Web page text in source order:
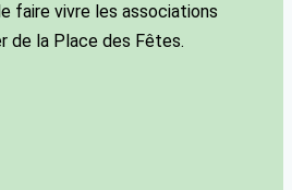
faire vivre les associations
de la Place des Fêtes.